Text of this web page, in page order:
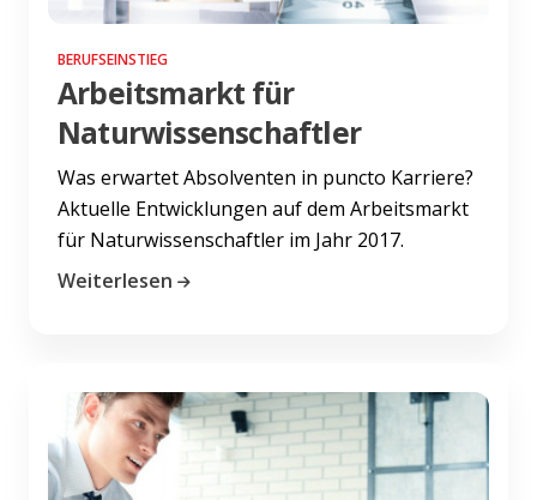
BERUFSEINSTIEG
Arbeitsmarkt für
Naturwissenschaftler
Was erwartet Absolventen in puncto Karriere?
Aktuelle Entwicklungen auf dem Arbeitsmarkt
für Naturwissenschaftler im Jahr 2017.
Weiterlesen